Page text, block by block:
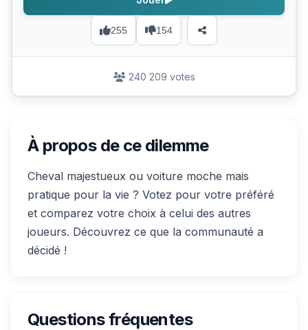
255 154
240 209 votes
À propos de ce dilemme
Cheval majestueux ou voiture moche mais
pratique pour la vie ? Votez pour votre préféré
et comparez votre choix à celui des autres
joueurs. Découvrez ce que la communauté a
décidé !
Questions fréquentes